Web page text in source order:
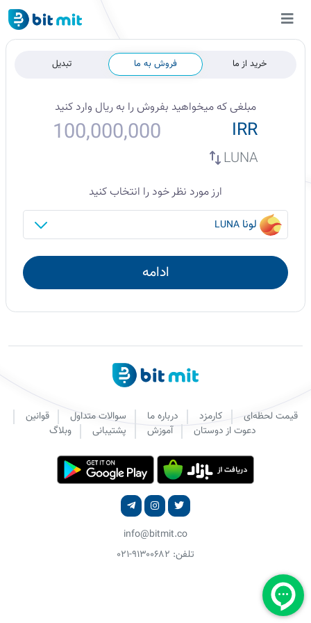
خرید از ما فروش به ما تبدیل
مبلغی که میخواهید بفروش را به ریال وارد کنید
IRR
LUNA
ارز مورد نظر خود را انتخاب کنید
لونا LUNA
ادامه
قیمت لحظه‌ای کارمزد درباره ما سوالات متداول
قوانین
دعوت از دوستان
آموزش پشتیبانی وبلاگ
info@bitmit.co
تلفن: ۹۱۳۰۰۶۸۲-۰۲۱